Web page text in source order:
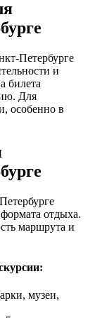
Петербурге
и
билета
Для
особенно в
отдыха.
маршрута и
музеи,